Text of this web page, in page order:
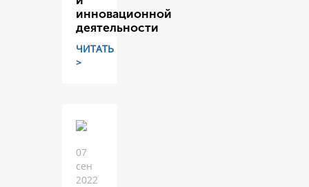
инновационной
деятельности
ЧИТАТЬ
>
07
сен
2022